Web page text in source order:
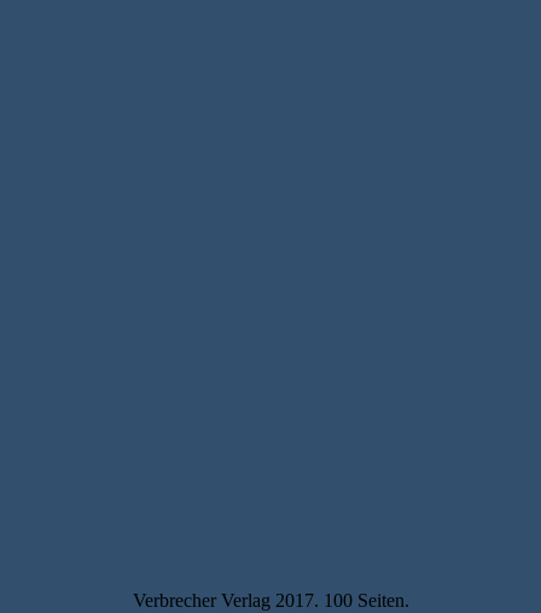
Verbrecher Verlag 2017. 100 Seiten.